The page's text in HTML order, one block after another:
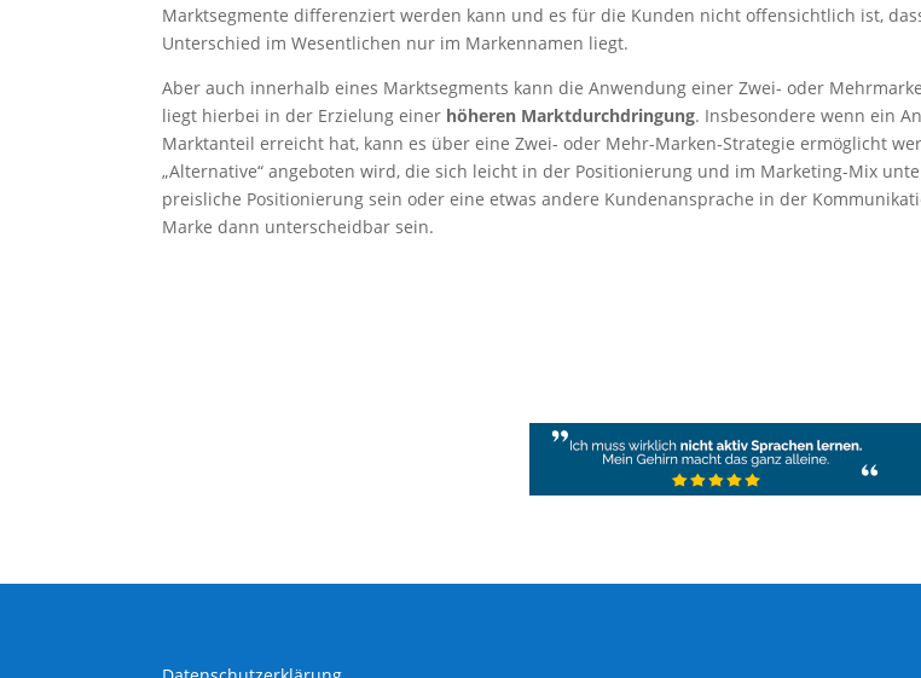
Marktsegmente differenziert werden kann und es für die Kunden nicht offensichtlich ist,
Unterschied im Wesentlichen nur im Markennamen liegt.
Aber auch innerhalb eines Marktsegments kann die Anwendung einer Zwei- oder
liegt hierbei in der Erzielung einer höheren Marktdurchdringung. Insbesondere wenn ein
Marktanteil erreicht hat, kann es über eine Zwei- oder Mehr-Marken-Strategie ermöglicht
„Alternative“ angeboten wird, die sich leicht in der Positionierung und im Marketing-Mix
preisliche Positionierung sein oder eine etwas andere Kundenansprache in der
Marke dann unterscheidbar sein.